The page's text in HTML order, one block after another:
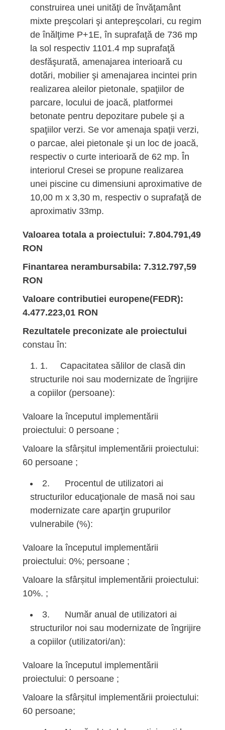
construirea unei unităţi de învăţamânt
mixte preşcolari şi antepreşcolari, cu regim
de înălţime P+1E, în suprafaţă de 736 mp
la sol respectiv 1101.4 mp suprafaţă
desfăşurată, amenajarea interioară cu
dotări, mobilier şi amenajarea incintei prin
realizarea aleilor pietonale, spaţiilor de
parcare, locului de joacă, platformei
betonate pentru depozitare pubele şi a
spaţiilor verzi. Se vor amenaja spaţii verzi,
o parcae, alei pietonale şi un loc de joacă,
respectiv o curte interioară de 62 mp. În
interiorul Cresei se propune realizarea
unei piscine cu dimensiuni aproximative de
10,00 m x 3,30 m, respectiv o suprafaţă de
aproximativ 33mp.
Valoarea totala a proiectului: 7.804.791,49
RON
Finantarea nerambursabila: 7.312.797,59
RON
Valoare contributiei europene(FEDR):
4.477.223,01 RON
Rezultatele preconizate ale proiectului
constau în:
1. Capacitatea sălilor de clasă din
structurile noi sau modernizate de îngrijire
a copiilor (persoane):
Valoare la începutul implementării
proiectului: 0 persoane ;
Valoare la sfârșitul implementării proiectului:
60 persoane ;
2. Procentul de utilizatori ai
structurilor educaţionale de masă noi sau
modernizate care aparţin grupurilor
vulnerabile (%):
Valoare la începutul implementării
proiectului: 0%; persoane ;
Valoare la sfârșitul implementării proiectului:
10%. ;
3. Număr anual de utilizatori ai
structurilor noi sau modernizate de îngrijire
a copiilor (utilizatori/an):
Valoare la începutul implementării
proiectului: 0 persoane ;
Valoare la sfârșitul implementării proiectului:
60 persoane;